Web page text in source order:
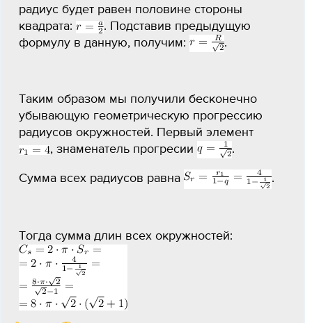
радиус будет равен половине стороны
квадрата:
. Подставив предыдущую
формулу в данную, получим:
.
Таким образом мы получили бесконечно
убывающую геометрическую прогрессию
радиусов окружностей. Первый элемент
, знаменатель прогресии
.
Сумма всех радиусов равна .
Тогда сумма длин всех окружностей: